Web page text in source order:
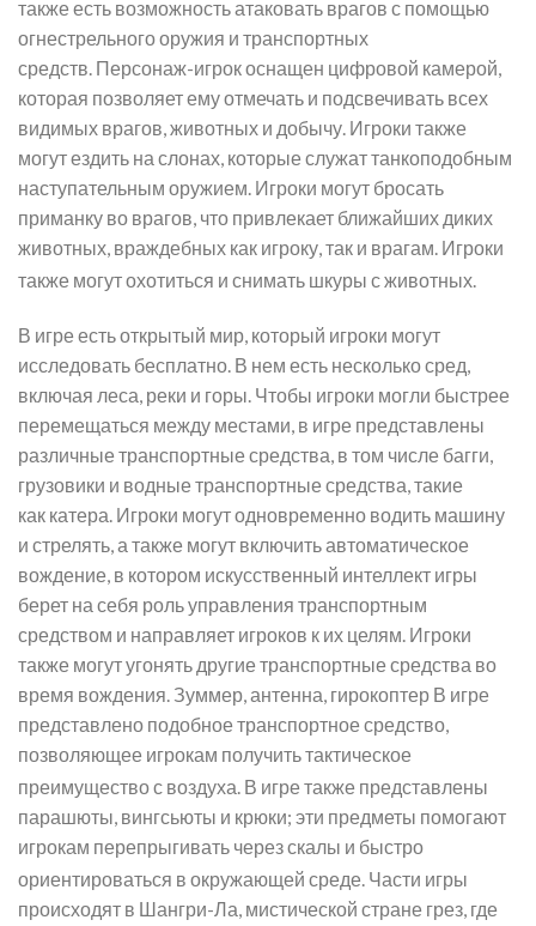
также есть возможность атаковать врагов с помощью
огнестрельного оружия и транспортных
средств. Персонаж-игрок оснащен цифровой камерой,
которая позволяет ему отмечать и подсвечивать всех
видимых врагов, животных и добычу. Игроки также
могут ездить на слонах, которые служат танкоподобным
наступательным оружием. Игроки могут бросать
приманку во врагов, что привлекает ближайших диких
животных, враждебных как игроку, так и врагам. Игроки
также могут охотиться и снимать шкуры с животных.
В игре есть открытый мир, который игроки могут
исследовать бесплатно. В нем есть несколько сред,
включая леса, реки и горы. Чтобы игроки могли быстрее
перемещаться между местами, в игре представлены
различные транспортные средства, в том числе багги,
грузовики и водные транспортные средства, такие
как катера. Игроки могут одновременно водить машину
и стрелять, а также могут включить автоматическое
вождение, в котором искусственный интеллект игры
берет на себя роль управления транспортным
средством и направляет игроков к их целям. Игроки
также могут угонять другие транспортные средства во
время вождения. Зуммер, антенна, гирокоптер В игре
представлено подобное транспортное средство,
позволяющее игрокам получить тактическое
преимущество с воздуха. В игре также представлены
парашюты, вингсьюты и крюки; эти предметы помогают
игрокам перепрыгивать через скалы и быстро
ориентироваться в окружающей среде. Части игры
происходят в Шангри-Ла, мистической стране грез, где